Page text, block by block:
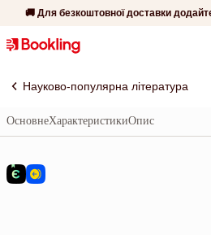
🚚 Для безкоштовної доставки
Науково-популярна література
ОсновнеХарактеристикиОпис